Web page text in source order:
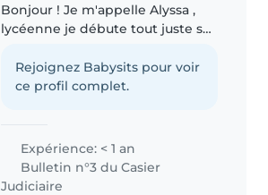
Bonjour ! Je m'appelle Alyssa ,
lycéenne je débute tout juste sur
eu l'occasion de faire du
babysitting à plusieurs reprises
Rejoignez Babysits pour voir
ce profil complet.
Expérience: < 1 an
Bulletin n°3 du Casier
Judiciaire